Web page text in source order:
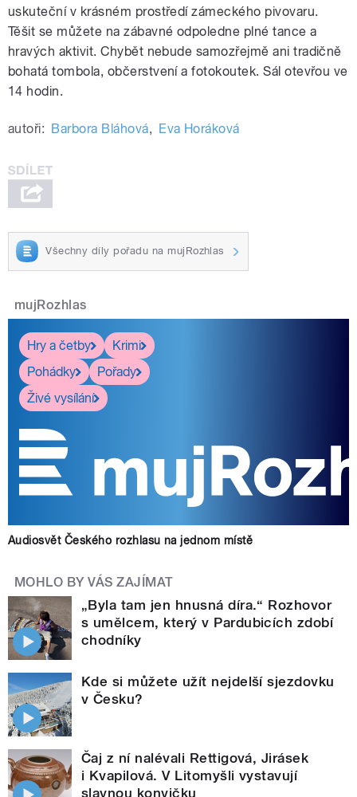
uskuteční v krásném prostředí zámeckého pivovaru.
Těšit se můžete na zábavné odpoledne plné tance a
hravých aktivit. Chybět nebude samozřejmě ani tradičně
bohatá tombola, občerstvení a fotokoutek. Sál otevřou ve
14 hodin.
autoři: Barbora Bláhová, Eva Horáková
Všechny díly pořadu na mujRozhlas
mujRozhlas
Hry a četby
Krimi
Pohádky
Pořady
Živé vysílání
Audiosvět Českého rozhlasu na jednom místě
MOHLO BY VÁS ZAJÍMAT
„Byla tam jen hnusná díra.“ Rozhovor
s umělcem, který v Pardubicích zdobí
chodníky
Kde si můžete užít nejdelší sjezdovku
v Česku?
Čaj z ní nalévali Rettigová, Jirásek
i Kvapilová. V Litomyšli vystavují
slavnou konvičku